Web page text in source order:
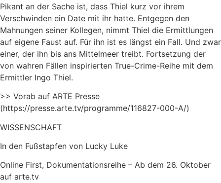
Pikant an der Sache ist, dass Thiel kurz vor ihrem
Verschwinden ein Date mit ihr hatte. Entgegen den
Mahnungen seiner Kollegen, nimmt Thiel die Ermittlungen
auf eigene Faust auf. Für ihn ist es längst ein Fall. Und zwar
einer, der ihn bis ans Mittelmeer treibt. Fortsetzung der
von wahren Fällen inspirierten True-Crime-Reihe mit dem
Ermittler Ingo Thiel.
>> Vorab auf ARTE Presse
(https://presse.arte.tv/programme/116827-000-A/)
WISSENSCHAFT
In den Fußstapfen von Lucky Luke
Online First, Dokumentationsreihe – Ab dem 26. Oktober
auf arte.tv